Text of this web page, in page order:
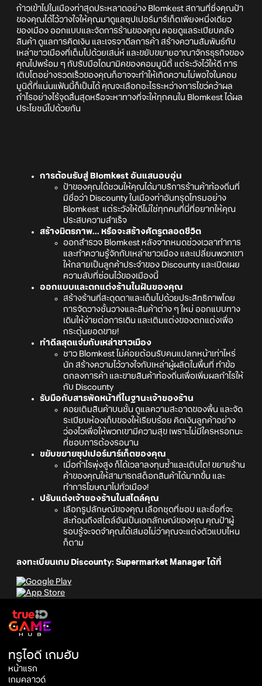
ก้าวเข้าไปในเมืองท่าสุดประหลาดอย่าง Blomkest สถานที่ซึ่งคุณป้า
ของคุณได้ไว้วางใจให้คุณมาดูแลซุปเปอร์มาร์เก็ตเพียงหนึ่งเดียว
ของเมือง ออกแบบและจัดการร้านของคุณ คอยดูแลระเบียบคลัง
สินค้า ดูแลการคิดเงิน และเจรจาดีลการค้า สร้างความสัมพันธ์กับ
เหล่าชาวเมืองที่เต็มไปด้วยเสน่ห์ และขยับขยายอาณาจักรธุรกิจของ
คุณไปพร้อม ๆ กับรับมือไดนามิคของคอมมูนิตี้ แต่ระวังไว้ให้ดี การ
เติบโตอย่างรวดเร็วของคุณก็อาจจะทำให้เกิดความไม่พอใจในคอม
มูนิตี้ที่แน่นแฟ้นนี้ก็เป็นได้ คุณจะเลือกอะไรระหว่างการไขว่คว้าผล
กำไรอย่างไร้จุดสิ้นสุดหรือจะหาทางที่จะให้ทุกคนใน Blomkest ได้ผล
ประโยชน์ไปด้วยกัน
การต้อนรับสู่ Blomkest อันแสนอบอุ่น
ป้าของคุณได้ชวนให้คุณได้มาบริการร้านค้าท้องถิ่นที่
มีชื่อว่า Discounty ในเมืองท่าอันทรุดโทรมอย่าง
Blomkest แต่ระวังให้ดีไม่ใช่ทุกคนที่นี่ที่อยากให้คุณ
ประสบความสำเร็จ
สร้างมิตรภาพ... หรือจะสร้างศัตรูตลอดชีวิต
ออกสำรวจ Blomkest หลังจากหมดช่วงเวลาทำการ
และทำความรู้จักกับเหล่าชาวเมือง และเปลี่ยนพวกเขา
ให้กลายเป็นลูกค้าประจำของ Discounty และเปิดเผย
ความลับที่ซ่อนไว้ของเมืองนี้
ออกแบบและตกแต่งร้านในฝันของคุณ
สร้างร้านที่สะดุดตาและเต็มไปด้วยประสิทธิภาพโดย
การจัดวางชั้นวางและสินค้าต่าง ๆ ใหม่ ออกแบบทาง
เดินให้ง่ายต่อการเดิน และเติมแต่งของตกแต่งเพื่อ
กระตุ้นยอดขาย!
ทำดีลสุดแจ่มกับเหล่าชาวเมือง
ชาว Blomkest ไม่ค่อยต้อนรับคนแปลกหน้าเท่าไหร่
นัก สร้างความไว้วางใจกับเหล่าผู้ผลิตในพื้นที่ ทำข้อ
ตกลงการค้า และขายสินค้าท้องถิ่นเพื่อเพิ่มผลกำไรให้
กับ Discounty
รับมือกับสารพัดหน้าที่ในฐานะเจ้าของร้าน
คอยเติมสินค้าบนชั้น ดูแลความสะอาดของพื้น และจัด
ระเบียบห้องเก็บของให้เรียบร้อย คิดเงินลูกค้าอย่าง
ว่องไวเพื่อให้พวกเขามีความสุข เพราะไม่มีใครหรอกนะ
ที่ชอบการต้องรอนาน
ขยับขยายซุปเปอร์มาร์เก็ตของคุณ
เมื่อกำไรพุ่งสูง ก็ได้เวลาลงทุนซ้ำและเติบโต! ขยายร้าน
ค้าของคุณให้สามารถสต็อกสินค้าได้มากขึ้น และ
ทำการโฆษณาไปทั่วเมือง!
ปรับแต่งเจ้าของร้านในสไตล์คุณ
เลือกรูปลักษณ์ของคุณ เลือกชุดที่ชอบ และชื่อที่จะ
สะท้อนถึงสไตล์อันเป็นเอกลักษณ์ของคุณ คุณป้าผู้
รอบรู้จะจดจำคุณได้เสมอไม่ว่าคุณจะแต่งตัวแบบไหน
ก็ตาม
ลงทะเบียนเกม Discounty: Supermarket Manager ได้ที่
ทรูไอดี เกมฮับ
หน้าแรก
เกมคลาวด์